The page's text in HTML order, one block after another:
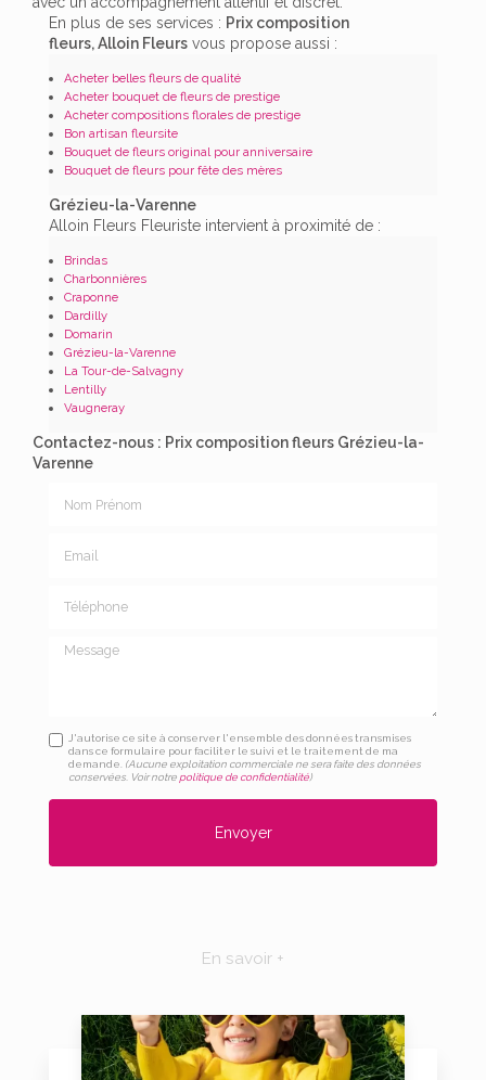
En plus de ses services : Prix composition
fleurs, Alloin Fleurs vous propose aussi :
Acheter belles fleurs de qualité
Acheter bouquet de fleurs de prestige
Acheter compositions florales de prestige
Bon artisan fleursite
Bouquet de fleurs original pour anniversaire
Bouquet de fleurs pour fête des mères
Grézieu-la-Varenne
Alloin Fleurs Fleuriste intervient à proximité de :
Brindas
Charbonnières
Craponne
Dardilly
Domarin
Grézieu-la-Varenne
La Tour-de-Salvagny
Lentilly
Vaugneray
Contactez-nous : Prix composition fleurs Grézieu-la-
Varenne
Message
J'autorise ce site à conserver l'ensemble des données transmises
dans ce formulaire pour faciliter le suivi et le traitement de ma
demande. (Aucune exploitation commerciale ne sera faite des données
conservées. Voir notre politique de confidentialité)
En savoir +